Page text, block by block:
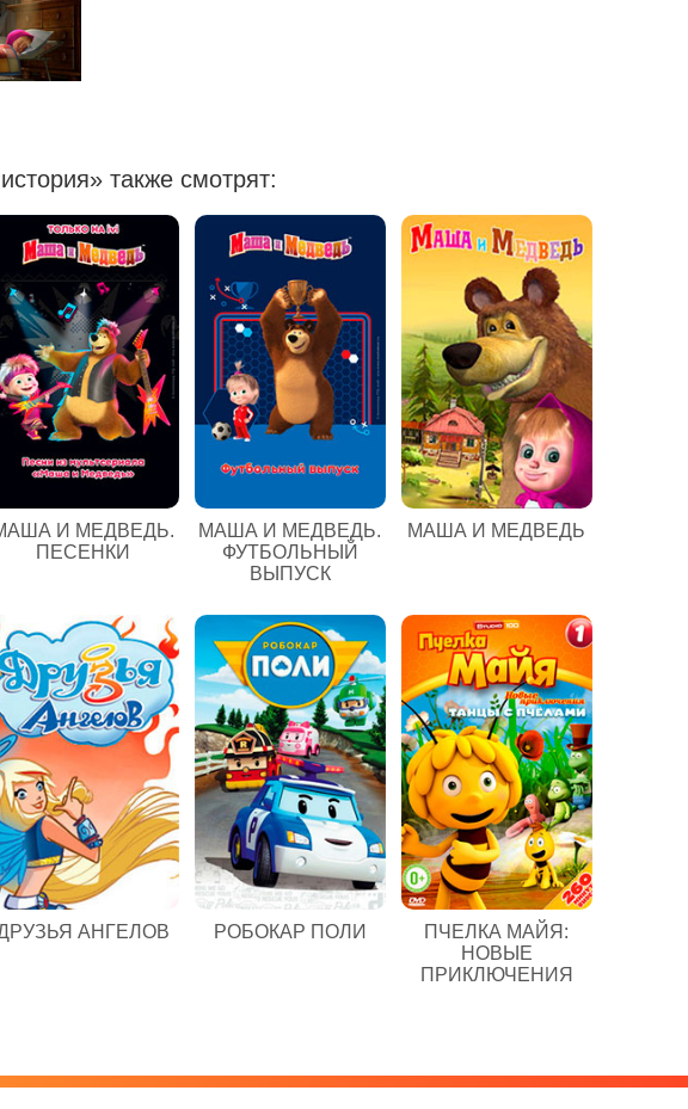
также смотрят:
И МЕДВЕДЬ.
ПЕСЕНКИ
МАША И МЕДВЕДЬ.
ФУТБОЛЬНЫЙ
ВЫПУСК
МАША И МЕДВЕДЬ
АНГЕЛОВ РОБОКАР ПОЛИ
ПЧЕЛКА МАЙЯ:
НОВЫЕ
ПРИКЛЮЧЕНИЯ